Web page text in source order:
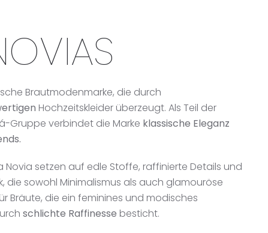
Brautmodenmarke, die durch
Hochzeitskleider überzeugt. Als Teil der
Gruppe verbindet die Marke klassische Eleganz
Novia setzen auf edle Stoffe, raffinierte Details und
die sowohl Minimalismus als auch glamouröse
Bräute, die ein feminines und modisches
schlichte Raffinesse besticht.